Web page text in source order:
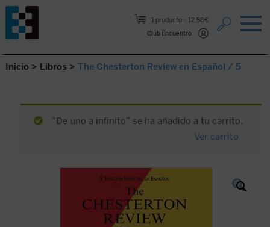
1 producto
12,50€
Club Encuentro
Saltar al contenido.
Inicio > Libros > The Chesterton Review en Español / 5
“De uno a infinito” se ha añadido a tu carrito.
Ver carrito